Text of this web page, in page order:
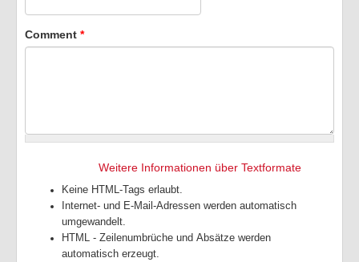
Comment *
Weitere Informationen über Textformate
Keine HTML-Tags erlaubt.
Internet- und E-Mail-Adressen werden automatisch
umgewandelt.
HTML - Zeilenumbrüche und Absätze werden
automatisch erzeugt.